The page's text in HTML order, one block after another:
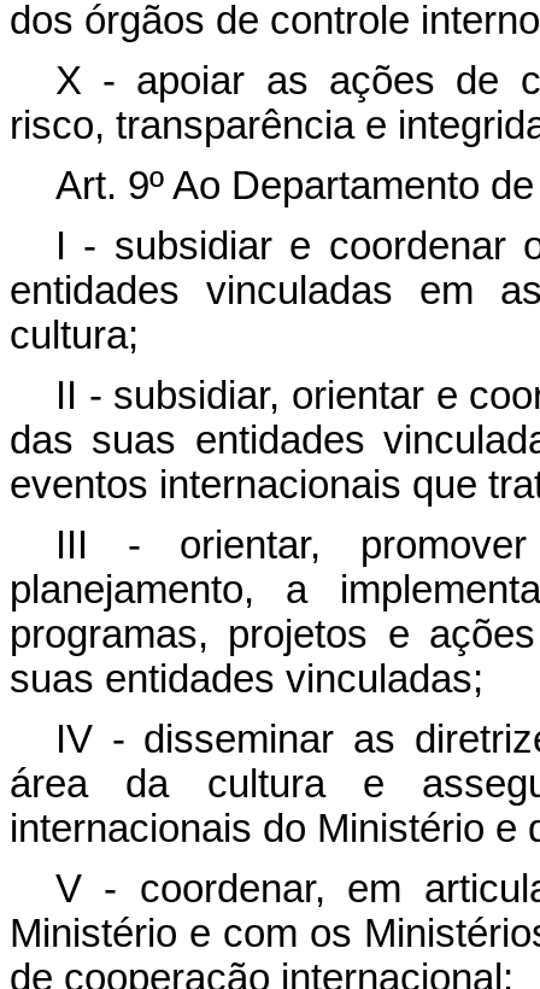
dos órgãos de controle
X - apoiar as ações de
risco, transparência e
Art. 9º Ao Departamento
I - subsidiar e coordenar
entidades vinculadas em
cultura;
II - subsidiar, orientar e
das suas entidades
eventos internacionais que
III - orientar,
planejamento, a
programas, projetos e
suas entidades vinculadas;
IV - disseminar as
área da cultura e
internacionais do Ministério
V - coordenar, em
Ministério e com os
de cooperação internacional;